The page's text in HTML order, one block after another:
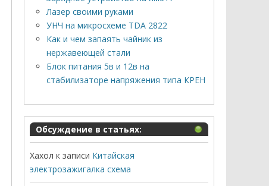
Лазер своими руками
УНЧ на микросхеме TDA 2822
Как и чем запаять чайник из
нержавеющей стали
Блок питания 5в и 12в на
стабилизаторе напряжения типа КРЕН
Обсуждение в статьях:
Хахол к записи Китайская
электрозажигалка схема